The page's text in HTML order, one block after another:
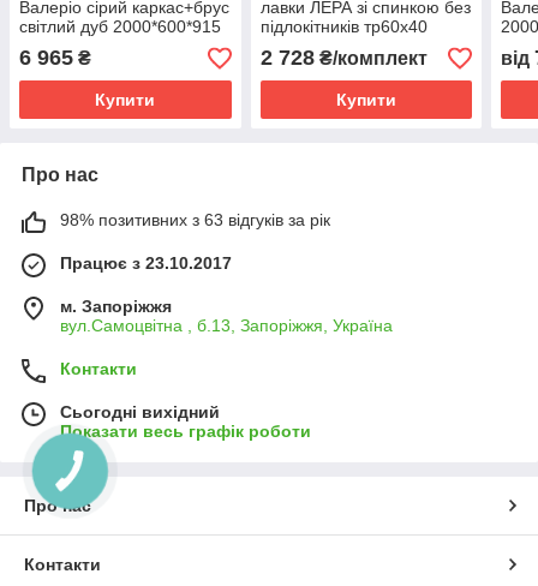
Валеріо сірий каркас+брус
світлий дуб 2000*600*915
мм Kompred OL657/9
6 965 ₴
Купити
лавки ЛЕРА зі спинкою без
підлокітників тр60х40
60х600х915мм чорний
Kompred OL696/0
2 728₴/комплект
Купити
від
Про нас
98% позитивних з 63 відгуків за рік
Працює з 23.10.2017
м. Запоріжжя
вул.Самоцвітна , б.13, Запоріжжя, Україна
Контакти
Сьогодні вихідний
Показати весь графік роботи
Про нас
Контакти